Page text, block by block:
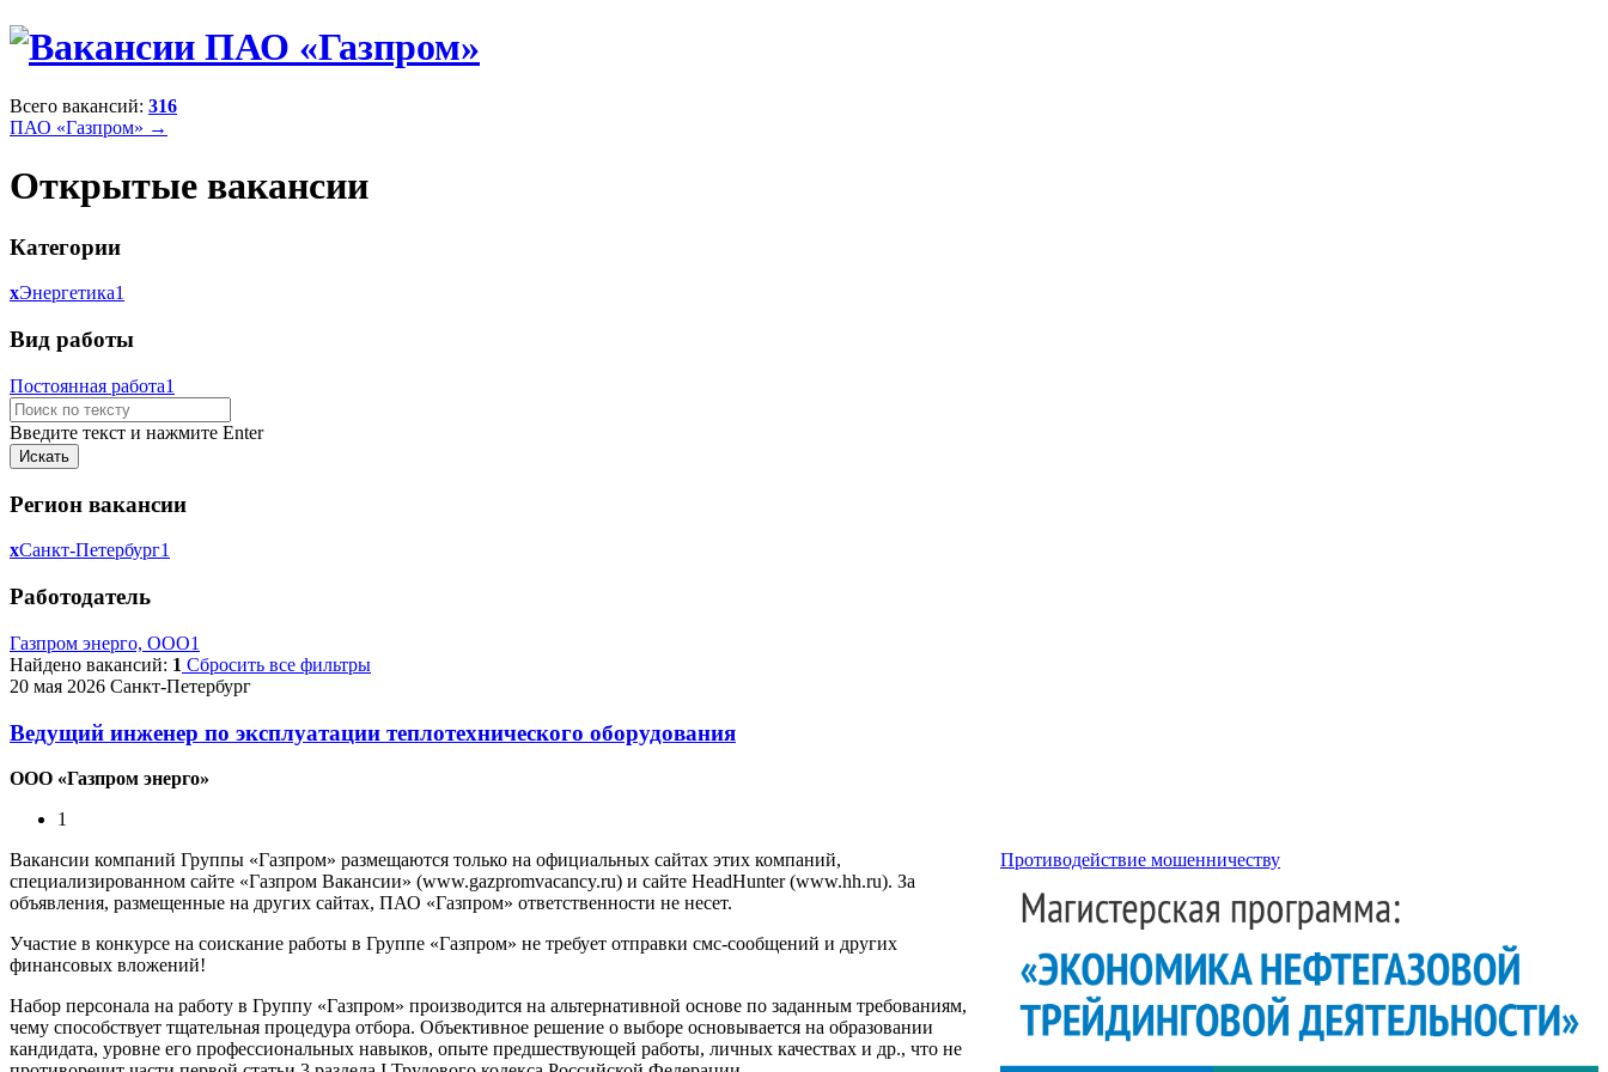
Всего вакансий: 316
ПАО «Газпром» →
Открытые вакансии
Категории
xЭнергетика1
Вид работы
Постоянная работа1
Введите текст и нажмите Enter
Регион вакансии
xСанкт-Петербург1
Работодатель
Газпром энерго, ООО1
Найдено вакансий: 1 Сбросить все фильтры
20 мая 2026 Санкт-Петербург
Ведущий инженер по эксплуатации теплотехнического оборудования
ООО «Газпром энерго»
1
Противодействие мошенничеству
Вакансии компаний Группы «Газпром» размещаются только на официальных сайтах этих компаний,
специализированном сайте «Газпром Вакансии» (www.gazpromvacancy.ru) и сайте HeadHunter (www.hh.ru). За
объявления, размещенные на других сайтах, ПАО «Газпром» ответственности не несет.
Участие в конкурсе на соискание работы в Группе «Газпром» не требует отправки смс-сообщений и других
финансовых вложений!
Набор персонала на работу в Группу «Газпром» производится на альтернативной основе по заданным требованиям,
чему способствует тщательная процедура отбора. Объективное решение о выборе основывается на образовании
кандидата, уровне его профессиональных навыков, опыте предшествующей работы, личных качествах и др., что не